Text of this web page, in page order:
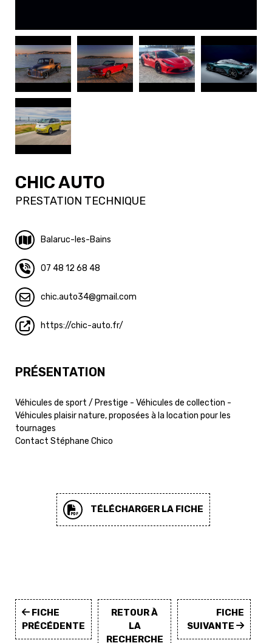
CHIC AUTO
PRESTATION TECHNIQUE
Balaruc-les-Bains
07 48 12 68 48
chic.auto34 gmail.com
https://chic-auto.fr/
PRÉSENTATION
Véhicules de sport / Prestige - Véhicules de collection -
Véhicules plaisir nature, proposées à la location pour les
tournages
Contact Stéphane Chico
TÉLÉCHARGER LA FICHE
FICHE
PRÉCÉDENTE
RETOUR À
LA
RECHERCHE
FICHE
SUIVANTE